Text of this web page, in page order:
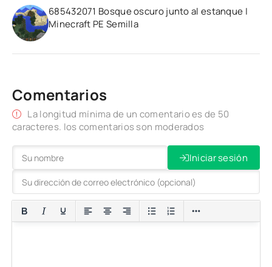
685432071 Bosque oscuro junto al estanque |
Minecraft PE Semilla
Comentarios
La longitud mínima de un comentario es de 50
caracteres. los comentarios son moderados
Iniciar sesión